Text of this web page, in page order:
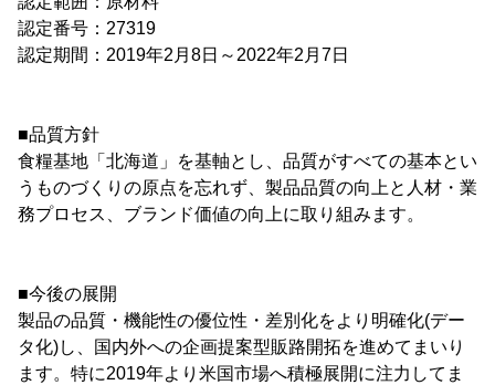
認定番号：27319
認定期間：2019年2月8日～2022年2月7日
■品質方針
食糧基地「北海道」を基軸とし、品質がすべての基本とい
うものづくりの原点を忘れず、製品品質の向上と人材・業
務プロセス、ブランド価値の向上に取り組みます。
■今後の展開
製品の品質・機能性の優位性・差別化をより明確化(デー
タ化)し、国内外への企画提案型販路開拓を進めてまいり
ます。特に2019年より米国市場へ積極展開に注力してま